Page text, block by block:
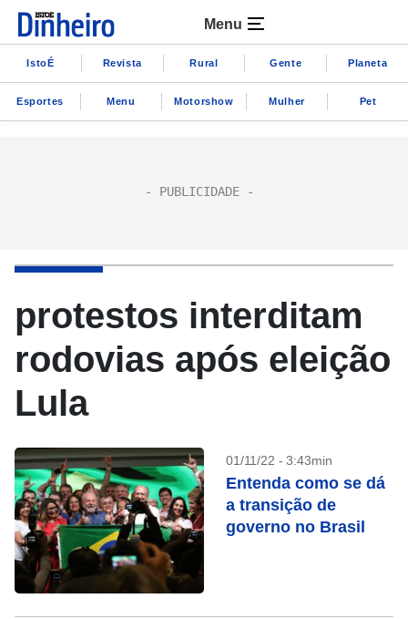
Menu
IstoÉ Revista Rural Gente Planeta
Esportes Menu Motorshow Mulher Pet
protestos interditam
rodovias após eleição
Lula
01/11/22 - 3:43min
Entenda como se dá
a transição de
governo no Brasil